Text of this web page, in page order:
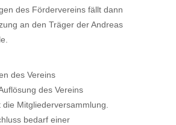
des Fördervereins fällt dann
an den Träger der Andreas
des Vereins
des Vereins
Mitgliederversammlung.
bedarf einer